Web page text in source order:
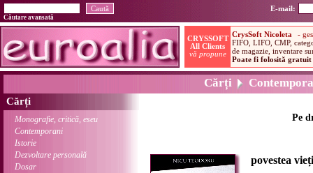
E-mail:
Căutare avansată
Cărți
Cărți
Monografie, critică, eseu
Contemporani
Istorie
Dezvoltare personală
Dosar
Pe
povestea